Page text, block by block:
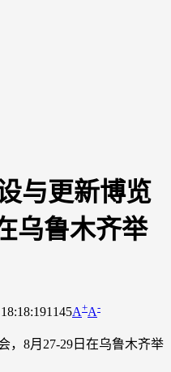
与更新博览
乌鲁木齐举
1145A+A-